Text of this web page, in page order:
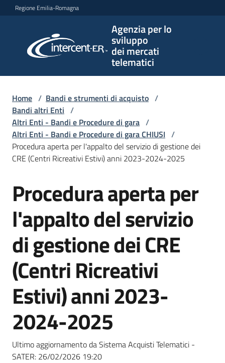
Vai al contenuto
Vai alla navigazione
Vai al footer
Regione Emilia-Romagna
Agenzia per lo
sviluppo
dei mercati
telematici
per lo
sviluppo
telematici
L'Agenzia
Bandi
e
di
acquisto
Supporto
Piattaforme
telematiche
Home / Bandi e strumenti di acquisto /
Bandi altri Enti /
Altri Enti - Bandi e Procedure di gara /
Altri Enti - Bandi e Procedure di gara CHIUSI /
Procedura aperta per l'appalto del servizio di gestione dei
CRE (Centri Ricreativi Estivi) anni 2023-2024-2025
Salta al contenuto
Procedura aperta per
l'appalto del servizio
di gestione dei CRE
(Centri Ricreativi
Estivi) anni 2023-
2024-2025
Ultimo aggiornamento da Sistema Acquisti Telematici -
SATER: 26/02/2026 19:20